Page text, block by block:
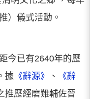
）儀式活動。
今已有2640年的歷
據 《辭源》 、
《辭
推歷經磨難輔佐晉